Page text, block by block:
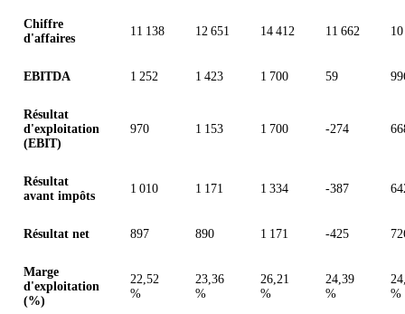
Chiffre
d'affaires
11 138 12 651 14 412 11 662
EBITDA 1 252 1 423 1 700 59
Résultat
d'exploitation
(EBIT)
970 1 153 1 700 -274
Résultat
avant impôts
1 010 1 171 1 334 -387
Résultat net 897 890 1 171 -425
Marge
d'exploitation
(%)
22,52
%
23,36
%
26,21
%
24,39
%
%